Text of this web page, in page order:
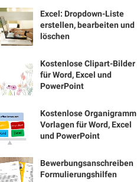
Excel: Dropdown-Liste
erstellen, bearbeiten und
löschen
Kostenlose Clipart-Bilder
für Word, Excel und
PowerPoint
Kostenlose Organigramm
Vorlagen für Word, Excel
und PowerPoint
Bewerbungsanschreiben
Formulierungshilfen